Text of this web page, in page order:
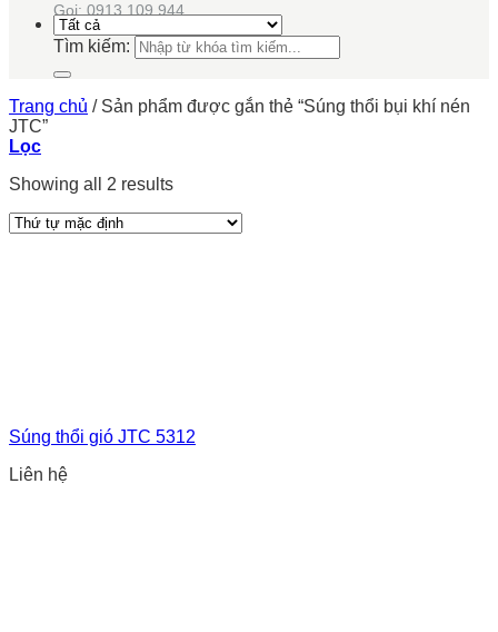
Gọi: 0913 109 944
Tìm kiếm:
Trang chủ /Sản phẩm được gắn thẻ “Súng thổi bụi khí nén
JTC”
Lọc
Showing all 2 results
Súng thổi gió JTC 5312
Liên hệ